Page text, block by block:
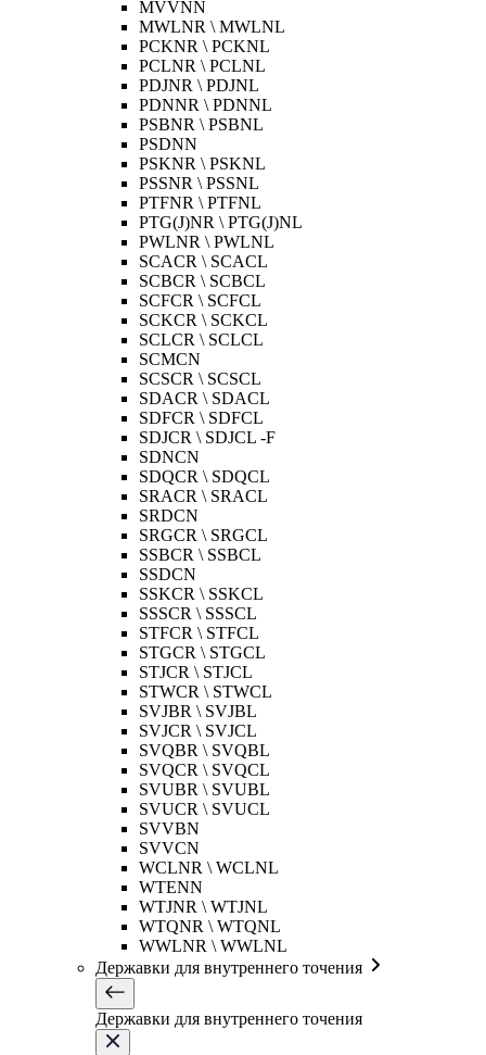
MVVNN
MWLNR \ MWLNL
PCKNR \ PCKNL
PCLNR \ PCLNL
PDJNR \ PDJNL
PDNNR \ PDNNL
PSBNR \ PSBNL
PSDNN
PSKNR \ PSKNL
PSSNR \ PSSNL
PTFNR \ PTFNL
PTG(J)NR \ PTG(J)NL
PWLNR \ PWLNL
SCACR \ SCACL
SCBCR \ SCBCL
SCFCR \ SCFCL
SCKCR \ SCKCL
SCLCR \ SCLCL
SCMCN
SCSCR \ SCSCL
SDACR \ SDACL
SDFCR \ SDFCL
SDJCR \ SDJCL -F
SDNCN
SDQCR \ SDQCL
SRACR \ SRACL
SRDCN
SRGCR \ SRGCL
SSBCR \ SSBCL
SSDCN
SSKCR \ SSKCL
SSSCR \ SSSCL
STFCR \ STFCL
STGCR \ STGCL
STJCR \ STJCL
STWCR \ STWCL
SVJBR \ SVJBL
SVJCR \ SVJCL
SVQBR \ SVQBL
SVQCR \ SVQCL
SVUBR \ SVUBL
SVUCR \ SVUCL
SVVBN
SVVCN
WCLNR \ WCLNL
WTENN
WTJNR \ WTJNL
WTQNR \ WTQNL
WWLNR \ WWLNL
Державки для внутреннего точения
Державки для внутреннего точения